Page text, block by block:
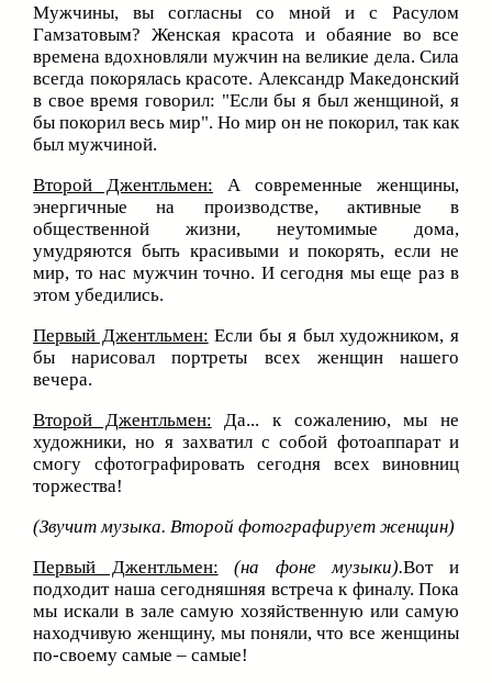
Мужчины, вы согласны со мной и с Расулом
Гамзатовым? Женская красота и обаяние во все
времена вдохновляли мужчин на великие дела. Сила
всегда покорялась красоте. Александр Македонский
в свое время говорил: "Если бы я был женщиной, я
бы покорил весь мир". Но мир он не покорил, так как
был мужчиной.
Второй Джентльмен: А современные женщины,
энергичные на производстве, активные в
общественной жизни, неутомимые дома,
умудряются быть красивыми и покорять, если не
мир, то нас мужчин точно. И сегодня мы еще раз в
этом убедились.
Первый Джентльмен: Если бы я был художником, я
бы нарисовал портреты всех женщин нашего
вечера.
Второй Джентльмен: Да... к сожалению, мы не
художники, но я захватил с собой фотоаппарат и
смогу сфотографировать сегодня всех виновниц
торжества!
(Звучит музыка. Второй фотографирует женщин)
Первый Джентльмен:
(на фоне музыки).Вот и
подходит наша сегодняшняя встреча к финалу. Пока
мы искали в зале самую хозяйственную или самую
находчивую женщину, мы поняли, что все женщины
по-своему самые – самые!